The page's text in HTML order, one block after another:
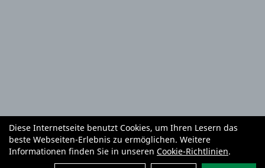
Autoteile und Zubehör E-Roller
Fahrräder
Fahrradzubehör
Fahrradteile Bekleidung
Mietgeräte
Reifenhandel und Montage
Garten und Forstgeräte Service
Diese Internetseite benutzt Cookies, um Ihren Lesern das
beste Webseiten-Erlebnis zu ermöglichen. Weitere
Informationen finden Sie in unseren Cookie-Richtlinien.